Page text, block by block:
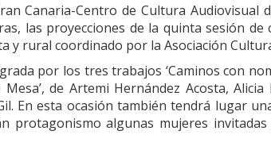
Canaria-Centro de Cultura Audiovisual
las proyecciones de la quinta sesión
y rural coordinado por la Asociación
por los tres trabajos ‘Caminos con
Mesa’, de Artemi Hernández Acosta,
En esta ocasión también tendrá lugar
protagonismo algunas mujeres